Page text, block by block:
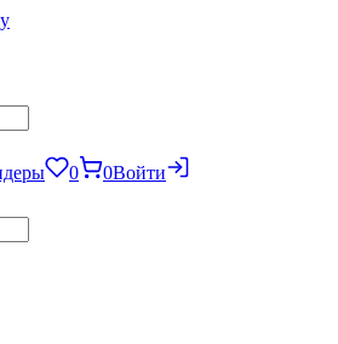
0 0Войти